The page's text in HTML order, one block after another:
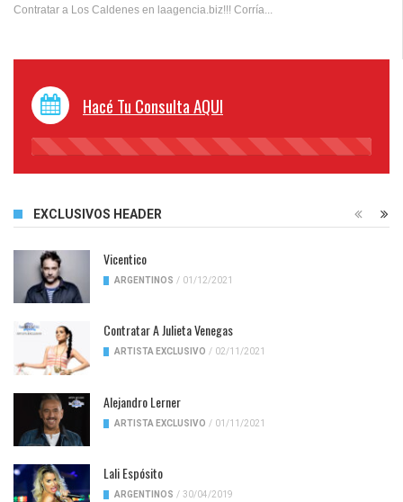
Contratar a Los Caldenes en laagencia.biz!!! Corría...
Hacé Tu Consulta AQUI
45%
EXCLUSIVOS HEADER
Vicentico
ARGENTINOS / 01/12/2021
Contratar A Julieta Venegas
ARTISTA EXCLUSIVO / 02/11/2021
Alejandro Lerner
ARTISTA EXCLUSIVO / 01/11/2021
Lali Espósito
ARGENTINOS / 30/04/2019